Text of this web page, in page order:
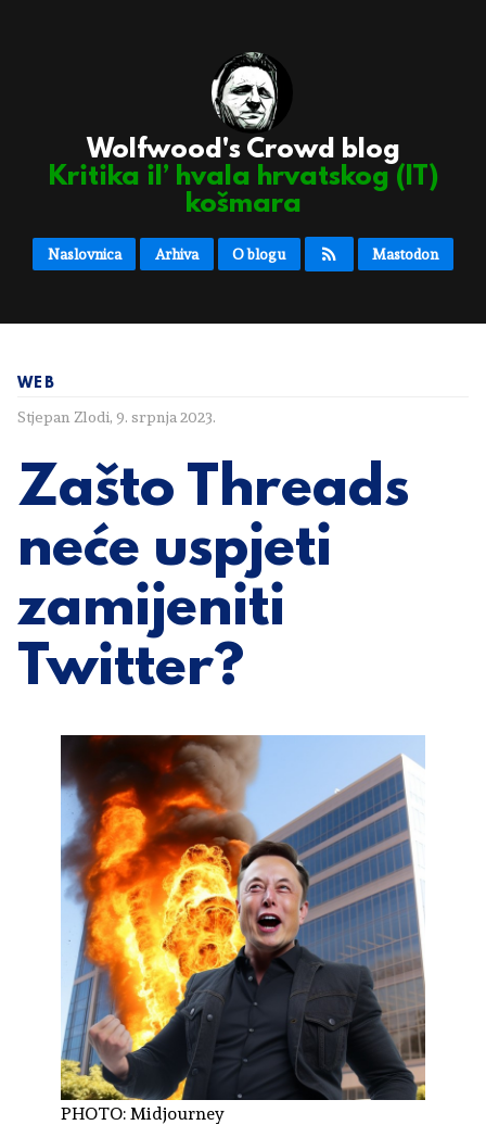
Wolfwood's Crowd blog
Kritika il’ hvala hrvatskog (IT)
košmara
Naslovnica Arhiva O blogu Mastodon
WEB
Stjepan Zlodi, 9. srpnja 2023.
Zašto Threads
neće uspjeti
zamijeniti
Twitter?
PHOTO: Midjourney